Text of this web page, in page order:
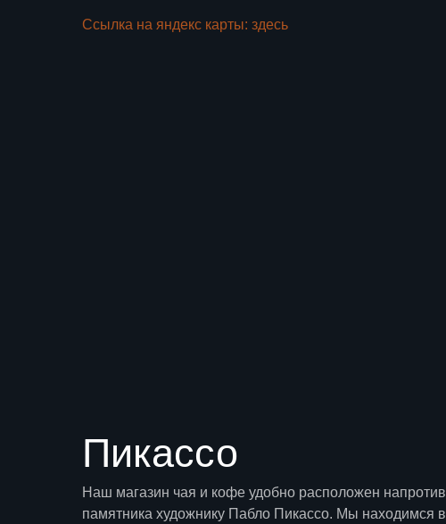
Наш магазин чая и кофе удобно расположен напротив
памятника художнику Пабло Пикассо. Мы находимся в
Пикассо
Ссылка на яндекс карты: здесь